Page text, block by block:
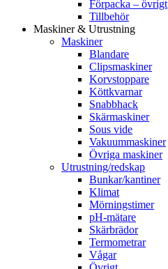
Förpacka – övrigt
Tillbehör
Maskiner & Utrustning
Maskiner
Blandare
Clipsmaskiner
Korvstoppare
Köttkvarnar
Snabbhack
Skärmaskiner
Sous vide
Vakuummaskiner
Övriga maskiner
Utrustning/redskap
Bunkar/kantiner
Klimat
Mörningstimer
pH-mätare
Skärbrädor
Termometrar
Vågar